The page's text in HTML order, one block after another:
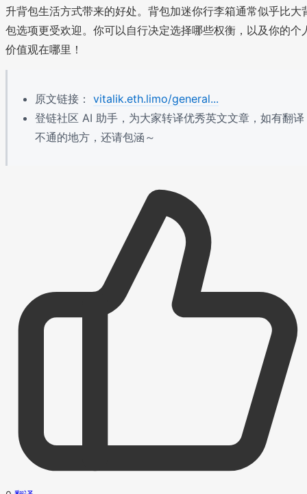
升背包生活方式带来的好处。背包加迷你行李箱通常似乎比大
包选项更受欢迎。你可以自行决定选择哪些权衡，以及你的个
价值观在哪里！
原文链接： vitalik.eth.limo/general...
登链社区 AI 助手，为大家转译优秀英文文章，如有翻译
不通的地方，还请包涵～